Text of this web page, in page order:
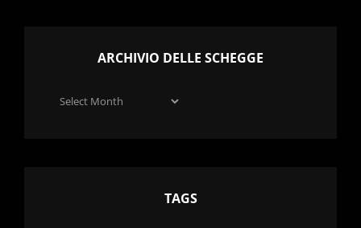
ARCHIVIO DELLE SCHEGGE
Archivio
TAGS